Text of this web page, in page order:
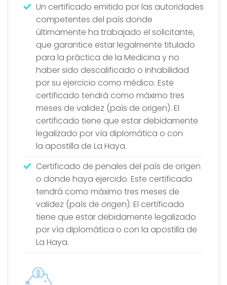
Un certificado emitido por las autoridades
competentes del país donde
últimamente ha trabajado el solicitante,
que garantice estar legalmente titulado
para la práctica de la Medicina y no
haber sido descalificado o inhabilidad
por su ejercicio como médico. Este
certificado tendrá como máximo tres
meses de validez (país de origen). El
certificado tiene que estar debidamente
legalizado por vía diplomática o con
la apostilla de La Haya.
Certificado de penales del país de origen
o donde haya ejercido. Este certificado
tendrá como máximo tres meses de
validez (país de origen). El certificado
tiene que estar debidamente legalizado
por vía diplomática o con la apostilla de
La Haya.